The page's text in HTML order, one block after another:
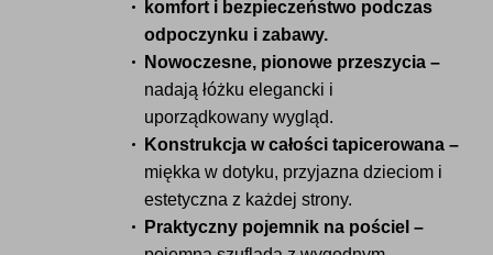
komfort i bezpieczeństwo podczas
odpoczynku i zabawy.
Nowoczesne, pionowe przeszycia –
nadają łóżku elegancki i
uporządkowany wygląd.
Konstrukcja w całości tapicerowana –
miękka w dotyku, przyjazna dzieciom i
estetyczna z każdej strony.
Praktyczny pojemnik na pościel –